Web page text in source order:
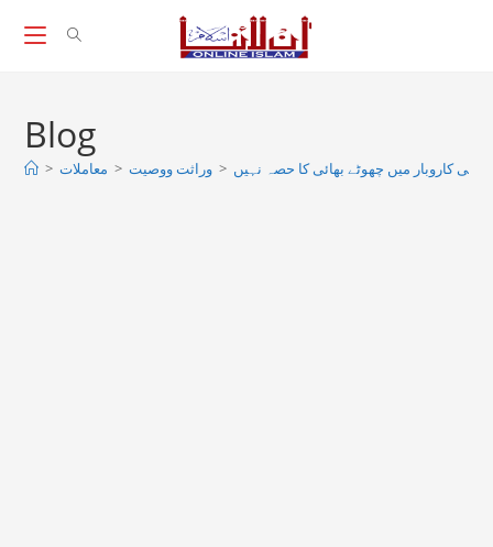
Blog
> معاملات > وراثت ووصيت > ذاتی کاروبار ميں چھوٹے بھائی کا حصہ نہیں